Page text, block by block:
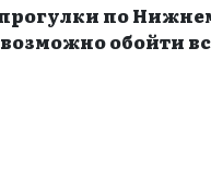
по
обойти